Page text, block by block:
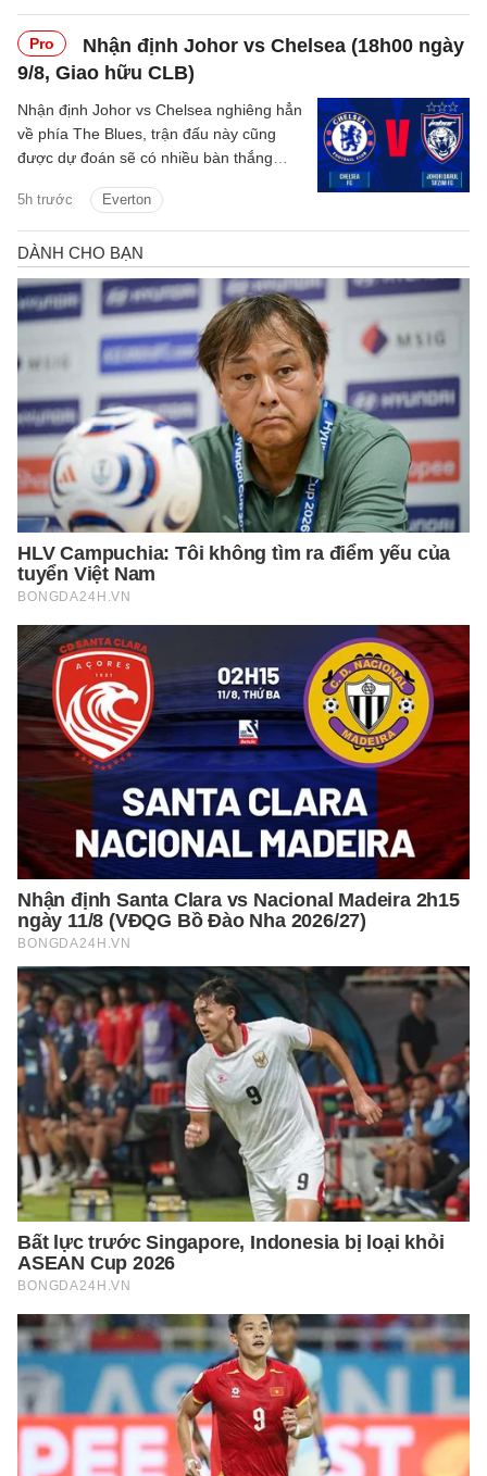
Pro
Nhận định Johor vs Chelsea (18h00 ngày
9/8, Giao hữu CLB)
5h trước Everton
Nhận định Johor vs Chelsea nghiêng hẳn
về phía The Blues, trận đấu này cũng
được dự đoán sẽ có nhiều bàn thắng